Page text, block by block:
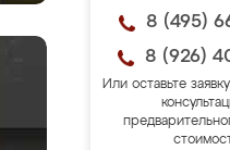
8 (495)
8 (926)
Или оставьте